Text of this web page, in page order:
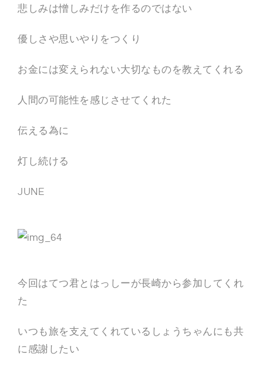
悲しみは憎しみだけを作るのではない
優しさや思いやりをつくり
お金には変えられない大切なものを教えてくれる
人間の可能性を感じさせてくれた
伝える為に
灯し続ける
JUNE
今回はてつ君とはっしーが長崎から参加してくれ
た
いつも旅を支えてくれているしょうちゃんにも共
に感謝したい